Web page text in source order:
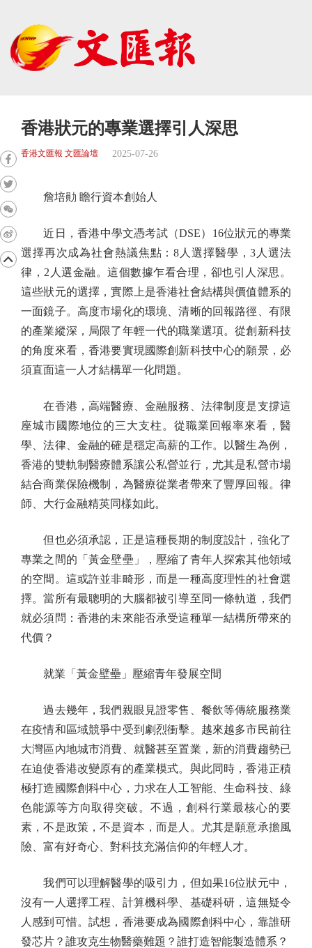
香港狀元的專業選擇引人深思
香港文匯報 文匯論壇 2025-07-26
詹培勛 瞻行資本創始人
近日，香港中學文憑考試（DSE）16位狀元的專業
選擇再次成為社會熱議焦點：8人選擇醫學，3人選法
律，2人選金融。這個數據乍看合理，卻也引人深思。
這些狀元的選擇，實際上是香港社會結構與價值體系的
一面鏡子。高度市場化的環境、清晰的回報路徑、有限
的產業縱深，局限了年輕一代的職業選項。從創新科技
的角度來看，香港要實現國際創新科技中心的願景，必
須直面這一人才結構單一化問題。
在香港，高端醫療、金融服務、法律制度是支撐這
座城市國際地位的三大支柱。從職業回報率來看，醫
學、法律、金融的確是穩定高薪的工作。以醫生為例，
香港的雙軌制醫療體系讓公私營並行，尤其是私營市場
結合商業保險機制，為醫療從業者帶來了豐厚回報。律
師、大行金融精英同樣如此。
但也必須承認，正是這種長期的制度設計，強化了
專業之間的「黃金壁壘」，壓縮了青年人探索其他領域
的空間。這或許並非畸形，而是一種高度理性的社會選
擇。當所有最聰明的大腦都被引導至同一條軌道，我們
就必須問：香港的未來能否承受這種單一結構所帶來的
代價？
就業「黃金壁壘」壓縮青年發展空間
過去幾年，我們親眼見證零售、餐飲等傳統服務業
在疫情和區域競爭中受到劇烈衝擊。越來越多市民前往
大灣區內地城市消費、就醫甚至置業，新的消費趨勢已
在迫使香港改變原有的產業模式。與此同時，香港正積
極打造國際創科中心，力求在人工智能、生命科技、綠
色能源等方向取得突破。不過，創科行業最核心的要
素，不是政策，不是資本，而是人。尤其是願意承擔風
險、富有好奇心、對科技充滿信仰的年輕人才。
我們可以理解醫學的吸引力，但如果16位狀元中，
沒有一人選擇工程、計算機科學、基礎科研，這無疑令
人感到可惜。試想，香港要成為國際創科中心，靠誰研
發芯片？誰攻克生物醫藥難題？誰打造智能製造體系？